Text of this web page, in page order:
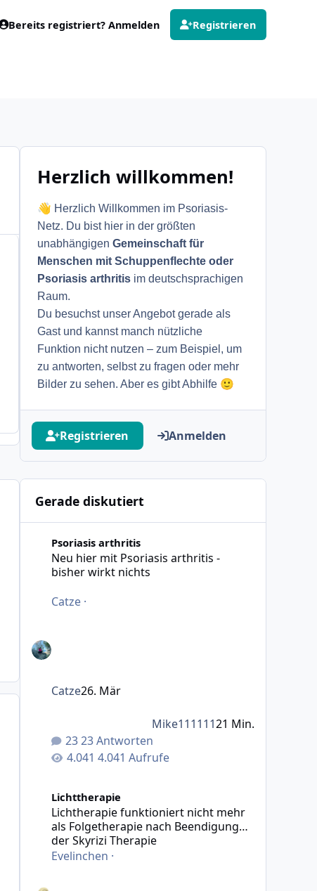
Bereits registriert? Anmelden Registrieren
Herzlich willkommen!
👋 Herzlich Willkommen im Psoriasis-
Netz. Du bist hier in der größten
unabhängigenGemeinschaft für
Menschen mit Schuppenflechte oder
Psoriasis arthritis im deutschsprachigen
Raum.
Du besuchst unser Angebot gerade als
Gast und kannst manch nützliche
Funktion nicht nutzen – zum Beispiel, um
zu antworten, selbst zu fragen oder mehr
Bilder zu sehen. Aber es gibt Abhilfe 🙂
Registrieren Anmelden
Gerade diskutiert
Psoriasis arthritis
Neu hier mit Psoriasis arthritis -
bisher wirkt nichts
Catze ·
23 Antworten
4.041 Aufrufe
Catze26. Mär
Mike11111121 Min.
Lichttherapie
Lichtherapie funktioniert nicht mehr
als Folgetherapie nach Beendigung
der Skyrizi Therapie
Evelinchen ·